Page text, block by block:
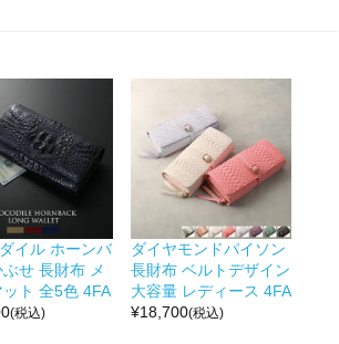
イル ホーンバ
ぶせ 長財布 メ
ット 全5色 4FA
(税込)
ダイヤモンドパイソン
長財布 ベルトデザイン
大容量 レディース 4FA
¥18,700(税込)